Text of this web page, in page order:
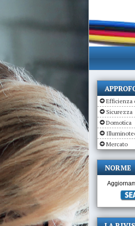
Efficienza
Sicurezza
Domotica
Mercato
NORME